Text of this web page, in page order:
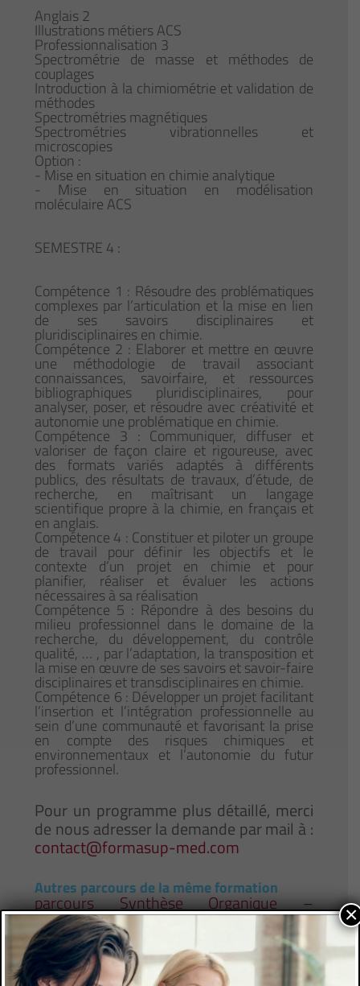
Anglais 2
Illustrations métiers ACS
Professionnalisation 3
Spectrométrie de masse et méthodes de
couplages
Introduction à la chimiométrie et validation de
méthodes
Spectrométries magnétiques
Spectrométries vibrationnelles et
microscopies
Option :
- Mise en situation en chimie analytique
- Mise en situation en modélisation
moléculaire ACS
SEMESTRE 4 :
Compétence 1 : Résoudre des problématiques
complexes par l’articulation et la mise en lien
de ses savoirs disciplinaires et
pluridisciplinaires en chimie.
Compétence 2 : Elaborer et mettre en œuvre
une méthodologie de travail associant
connaissances, savoirfaire, et ressources
bibliographiques pluridisciplinaires, pour
analyser, poser, et résoudre avec créativité et
autonomie une problématique en chimie.
Compétence 3 : Communiquer, diffuser et
valoriser de façon claire et rigoureuse, avec
des formats variés adaptés à différents
publics, des résultats de travaux, d’étude, de
recherche, en maîtrisant un langage
scientifique propre à la chimie, en français et
en anglais.
Compétence 4 : Constituer et piloter un groupe
de travail pour définir les objectifs et le
contexte d’un projet en chimie et pour
planifier, réaliser et évaluer les actions
nécessaires à sa réalisation
Compétence 5 : Répondre à des besoins du
milieu professionnel dans le domaine de la
recherche, du développement, du contrôle
qualité, … , par l’adaptation, la transposition et
la mise en œuvre de ses savoirs et savoir-faire
disciplinaires et transdisciplinaires en chimie.
Compétence 6 : Développer un projet facilitant
l’insertion et l’intégration professionnelle au
sein d’une communauté et favorisant la prise
en compte des risques chimiques et
environnementaux et l’autonomie du futur
professionnel.
Pour un programme plus détaillé, merci
de nous adresser la demande par mail à :
contact@formasup-med.com
Autres parcours de la même formation
parcours Synthèse Organique –
Applications et Procédés Innovants
parcours Analyses Chimiques et
Spectroscopies
×